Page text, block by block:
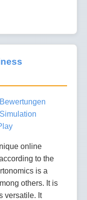
Simulation
online
to the
is a
others. It is
versatile. It